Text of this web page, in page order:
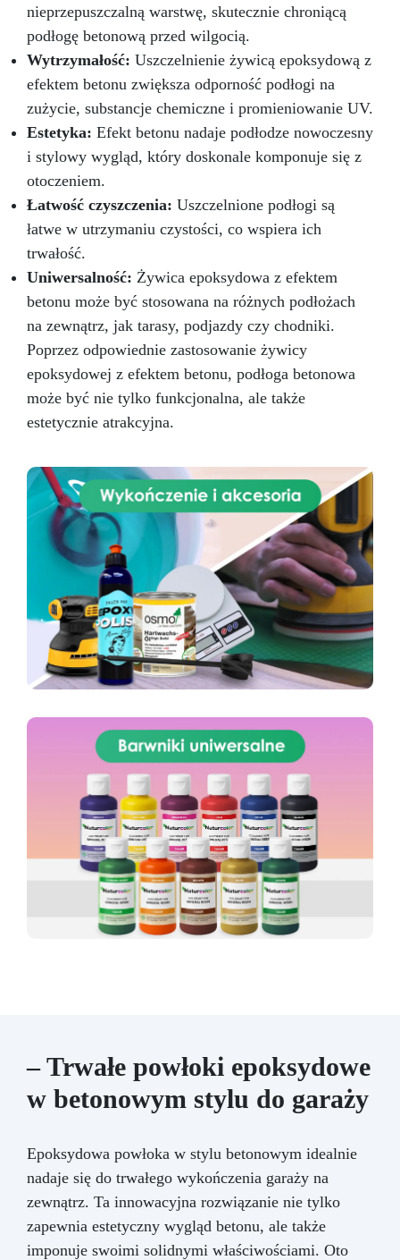
podłogi epoksydowe 3D – kwasoodporne
podłogi epoksydowe Zastosowanie: –
garażowe podłogi epoksydowe, fabryczne
podłogi epoksydowe, domowe podłogi
epoksydowe 3D, podłogi biurowe,
kwasoodporne podłogi epoksydowe; – dzieła
sztuki, tworzenie obiektów artystycznych
(obrazy, panele, itp.) techniką “fluid-art”; –
pokrycie powierzchni, przedmiotów i mebli, by
kolor nabrał głębi i blasku; – betonowe blaty
kuchenne; – tworzenie efektu 3D między innymi
na wydrukach, zdjęciach i obrazach; –
utrwalanie wypełniaczy (elementy dekoracyjne,
szkło, kamień, kwarc, itd.) – stworzenie idealnie
przezroczystej warstwy ochronnej na Twoich
projektach.
nieprzepuszczalną warstwę, skutecznie chroniącą
podłogę betonową przed wilgocią.
Wytrzymałość: Uszczelnienie żywicą epoksydową z
efektem betonu zwiększa odporność podłogi na
zużycie, substancje chemiczne i promieniowanie UV.
Estetyka: Efekt betonu nadaje podłodze nowoczesny
i stylowy wygląd, który doskonale komponuje się z
otoczeniem.
Łatwość czyszczenia: Uszczelnione podłogi są
łatwe w utrzymaniu czystości, co wspiera ich
trwałość.
Uniwersalność: Żywica epoksydowa z efektem
betonu może być stosowana na różnych podłożach
na zewnątrz, jak tarasy, podjazdy czy chodniki.
Poprzez odpowiednie zastosowanie żywicy
epoksydowej z efektem betonu, podłoga betonowa
może być nie tylko funkcjonalna, ale także
estetycznie atrakcyjna.
– Trwałe powłoki epoksydowe
w betonowym stylu do garaży
Epoksydowa powłoka w stylu betonowym idealnie
nadaje się do trwałego wykończenia garaży na
zewnątrz. Ta innowacyjna rozwiązanie nie tylko
zapewnia estetyczny wygląd betonu, ale także
imponuje swoimi solidnymi właściwościami. Oto